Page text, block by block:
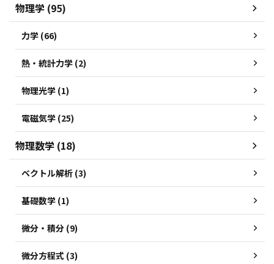
物理学 (95)
力学 (66)
熱・統計力学 (2)
物理光学 (1)
電磁気学 (25)
物理数学 (18)
ベクトル解析 (3)
基礎数学 (1)
微分・積分 (9)
微分方程式 (3)